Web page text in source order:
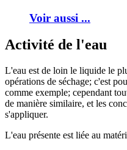
Voir aussi ...
Activité de l'eau
L'eau est de loin le liquide le
opérations de séchage; c'est
comme exemple; cependant
de manière similaire, et les
s'appliquer.
L'eau présente est liée au